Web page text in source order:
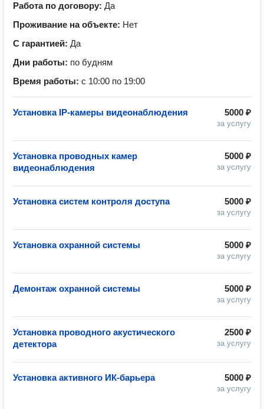
Работа по договору: Да
Проживание на объекте: Нет
С гарантией: Да
Дни работы: по будням
Время работы: с 10:00 по 19:00
5000 ₽
за услугу
Установка IP-камеры видеонаблюдения
5000 ₽
за услугу
Установка проводных камер
видеонаблюдения
5000 ₽
за услугу
Установка систем контроля доступа
5000 ₽
за услугу
Установка охранной системы
5000 ₽
за услугу
Демонтаж охранной системы
2500 ₽
за услугу
Установка проводного акустического
детектора
5000 ₽
за услугу
Установка активного ИК-барьера